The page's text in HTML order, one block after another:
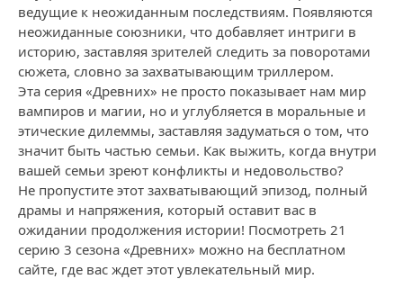
ведущие к неожиданным последствиям. Появляются
неожиданные союзники, что добавляет интриги в
историю, заставляя зрителей следить за поворотами
сюжета, словно за захватывающим триллером.
Эта серия «Древних» не просто показывает нам мир
вампиров и магии, но и углубляется в моральные и
этические дилеммы, заставляя задуматься о том, что
значит быть частью семьи. Как выжить, когда внутри
вашей семьи зреют конфликты и недовольство?
Не пропустите этот захватывающий эпизод, полный
драмы и напряжения, который оставит вас в
ожидании продолжения истории! Посмотреть 21
серию 3 сезона «Древних» можно на бесплатном
сайте, где вас ждет этот увлекательный мир.